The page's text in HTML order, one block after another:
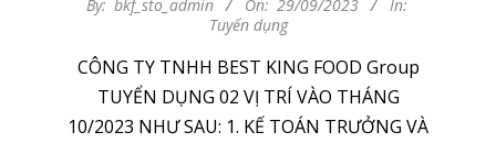
29
By: bkf_sto_admin On: 29/09/2023
In:
Tuyển dụng
CÔNG TY TNHH BEST KING FOOD Group
TUYỂN DỤNG 02 VỊ TRÍ VÀO THÁNG
10/2023 NHƯ SAU: 1. KẾ TOÁN TRƯỞNG VÀ